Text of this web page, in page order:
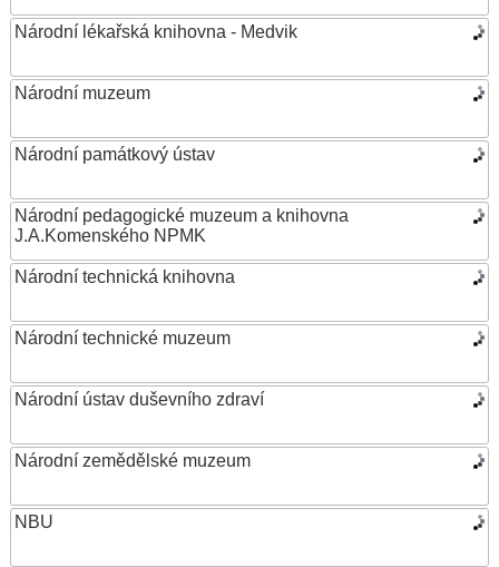
Národní lékařská knihovna - Medvik
Národní muzeum
Národní památkový ústav
Národní pedagogické muzeum a knihovna
J.A.Komenského NPMK
Národní technická knihovna
Národní technické muzeum
Národní ústav duševního zdraví
Národní zemědělské muzeum
NBU